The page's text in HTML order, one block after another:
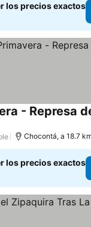
los precios exactos
- Represa
Chocontá, a 18.7
los precios exactos